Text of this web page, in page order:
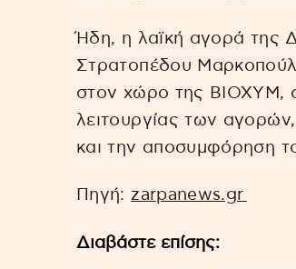
Ήδη, η λαϊκή αγορά της
Στρατοπέδου
στον χώρο της ΒΙΟΧΥΜ,
λειτουργίας των
και την αποσυμφόρηση
Πηγή:zarpanews.gr
Διαβάστε επίσης: